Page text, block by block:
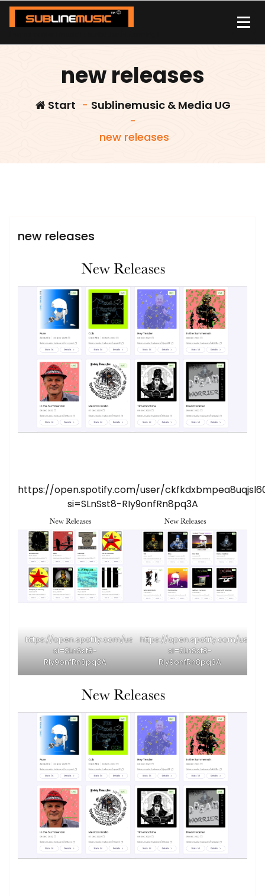
Zum
Inhalt
new releases
Start - Sublinemusic & Media UG
-
new releases
Sublinemusic & Media UG
new releases
https://open.spotify.com/user/
si=SLnSst8-RIy9onfRn8pq3A
https://open.spotify.com/user/ckfkdxbmpea8uqjsl60zvcnak?
si=SLnSst8-
RIy9onfRn8pq3A
https://open.spotify.com/user/
si=SLnSst8-
RIy9onfRn8pq3A